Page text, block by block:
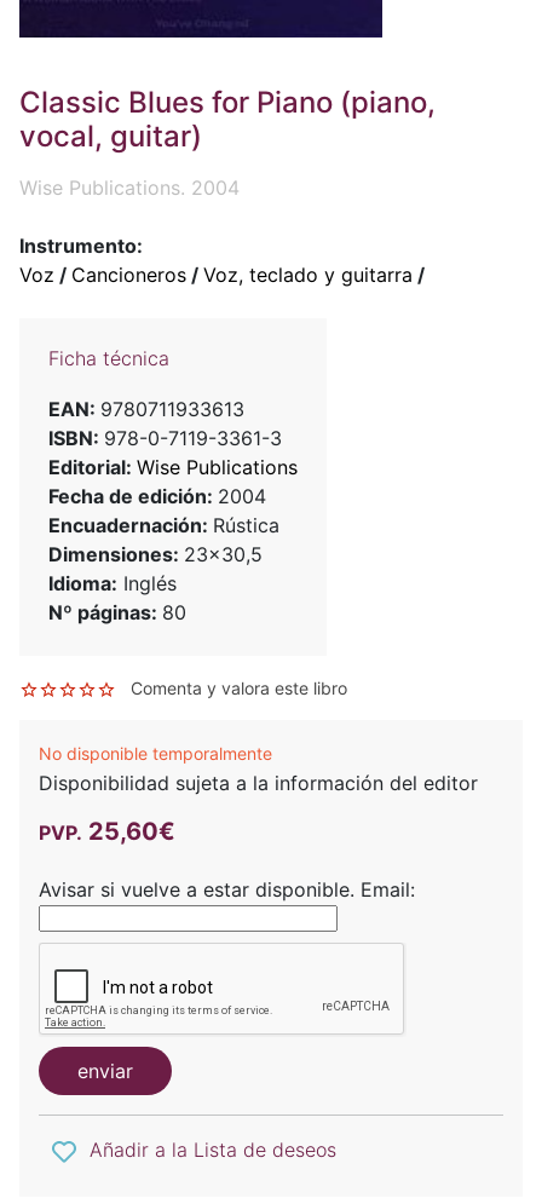
Classic Blues for Piano (piano,
vocal, guitar)
Wise Publications. 2004
Instrumento:
Voz / Cancioneros / Voz, teclado y guitarra /
Ficha técnica
EAN: 9780711933613
ISBN: 978-0-7119-3361-3
Editorial: Wise Publications
Fecha de edición: 2004
Encuadernación: Rústica
Dimensiones: 23x30,5
Idioma: Inglés
Nº páginas: 80
Comenta y valora este libro
No disponible temporalmente
Disponibilidad sujeta a la información del editor
PVP. 25,60€
Avisar si vuelve a estar disponible. Email:
enviar
Añadir a la Lista de deseos